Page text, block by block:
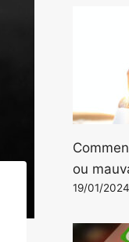
ou
19/01/2024